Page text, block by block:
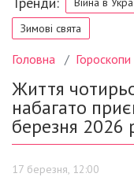
Зимові свята
Головна Гороскопи
Життя
набагато
березня 2026
17 березня, 12:00